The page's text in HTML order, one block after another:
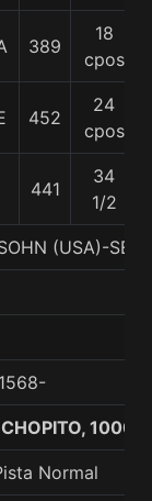
389
18
cpos
452
24
cpos
441
34
1/2
(USA)-
1000
Normal